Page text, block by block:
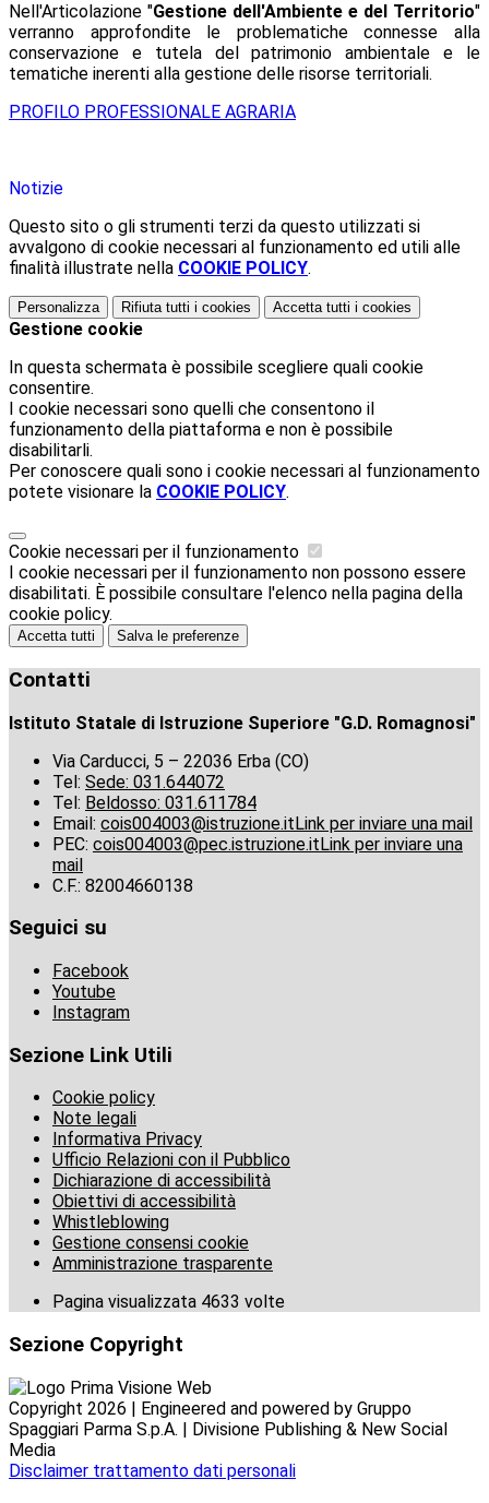
Nell'Articolazione "Gestione dell'Ambiente e del Territorio"
verranno approfondite le problematiche connesse alla
conservazione e tutela del patrimonio ambientale e le
tematiche inerenti alla gestione delle risorse territoriali.
PROFILO PROFESSIONALE AGRARIA
Notizie
Questo sito o gli strumenti terzi da questo utilizzati si
avvalgono di cookie necessari al funzionamento ed utili alle
finalità illustrate nella COOKIE POLICY.
Personalizza Rifiuta tutti i cookies Accetta tutti i cookies
Gestione cookie
In questa schermata è possibile scegliere quali cookie
consentire.
I cookie necessari sono quelli che consentono il
funzionamento della piattaforma e non è possibile
disabilitarli.
Per conoscere quali sono i cookie necessari al funzionamento
potete visionare la COOKIE POLICY.
Cookie necessari per il funzionamento
I cookie necessari per il funzionamento non possono essere
disabilitati. È possibile consultare l'elenco nella pagina della
cookie policy.
Accetta tutti Salva le preferenze
Contatti
Istituto Statale di Istruzione Superiore "G.D. Romagnosi"
Via Carducci, 5 – 22036 Erba (CO)
Tel: Sede: 031.644072
Tel: Beldosso: 031.611784
Email: cois004003@istruzione.itLink per inviare una mail
PEC: cois004003@pec.istruzione.itLink per inviare una
mail
C.F.: 82004660138
Seguici su
Facebook
Youtube
Instagram
Sezione Link Utili
Cookie policy
Note legali
Informativa Privacy
Ufficio Relazioni con il Pubblico
Dichiarazione di accessibilità
Obiettivi di accessibilità
Whistleblowing
Gestione consensi cookie
Amministrazione trasparente
Pagina visualizzata 4633 volte
Sezione Copyright
Copyright 2026 | Engineered and powered by Gruppo
Spaggiari Parma S.p.A. | Divisione Publishing & New Social
Media
Disclaimer trattamento dati personali